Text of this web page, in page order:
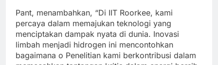
Pant, menambahkan, “Di IIT Roorkee, kami
percaya dalam memajukan teknologi yang
menciptakan dampak nyata di dunia. Inovasi
limbah menjadi hidrogen ini mencontohkan
bagaimana o Penelitian kami berkontribusi dalam